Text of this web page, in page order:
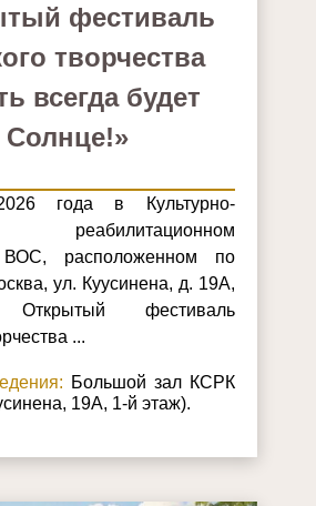
фестиваль
творчества
всегда будет
Солнце!»
года в Культурно-
реабилитационном
ВОС, расположенном по
ул. Куусинена, д. 19А,
Открытый фестиваль
...
Большой зал КСРК
19А, 1-й этаж).